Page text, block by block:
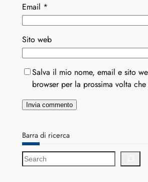
Email *
Sito web
Salva il mio nome, email e sito
browser per la prossima volta
Barra di ricerca
S
e